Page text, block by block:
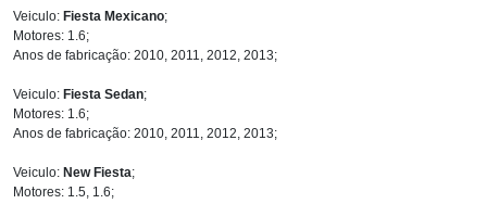
Veiculo: Fiesta Mexicano;
Motores: 1.6;
Anos de fabricação: 2010, 2011, 2012, 2013;
Veiculo: Fiesta Sedan;
Motores: 1.6;
Anos de fabricação: 2010, 2011, 2012, 2013;
Veiculo: New Fiesta;
Motores: 1.5, 1.6;